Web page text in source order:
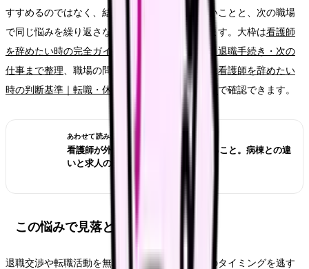
すすめるのではなく、結論を急ぐ前に確認したいことと、次の職場
で同じ悩みを繰り返さないための条件を整理します。大枠は看護師
を辞めたい時の完全ガイド。限界サイン・お金・退職手続き・次の
仕事まで整理 、職場の問題かキャリアの問題かは看護師を辞めたい
時の判断基準｜転職・休職・異動のどれを選ぶ？ で確認できます。
あわせて読みたい
看護師が外来へ転職する前に確認すること。病棟との違
いと求人の見方
この悩みで見落としやすいリスク
退職交渉や転職活動を無理に進め、休養や受診のタイミングを逃す